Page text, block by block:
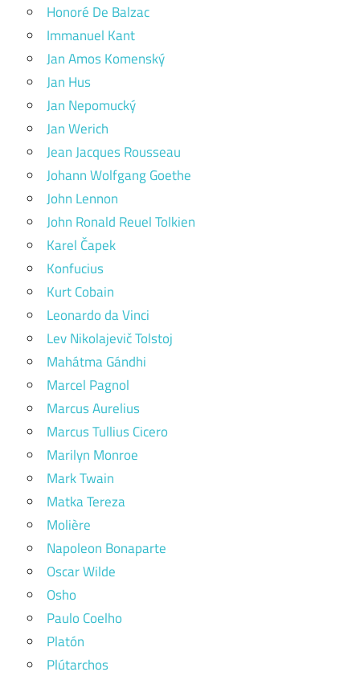
Honoré De Balzac
Immanuel Kant
Jan Amos Komenský
Jan Hus
Jan Nepomucký
Jan Werich
Jean Jacques Rousseau
Johann Wolfgang Goethe
John Lennon
John Ronald Reuel Tolkien
Karel Čapek
Konfucius
Kurt Cobain
Leonardo da Vinci
Lev Nikolajevič Tolstoj
Mahátma Gándhi
Marcel Pagnol
Marcus Aurelius
Marcus Tullius Cicero
Marilyn Monroe
Mark Twain
Matka Tereza
Molière
Napoleon Bonaparte
Oscar Wilde
Osho
Paulo Coelho
Platón
Plútarchos